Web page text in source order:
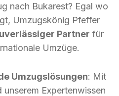
nach Bukarest? Egal wo
Umzugskönig Pfeffer
Partner für
Umzüge.
Umzugslösungen: Mit
unserem Expertenwissen